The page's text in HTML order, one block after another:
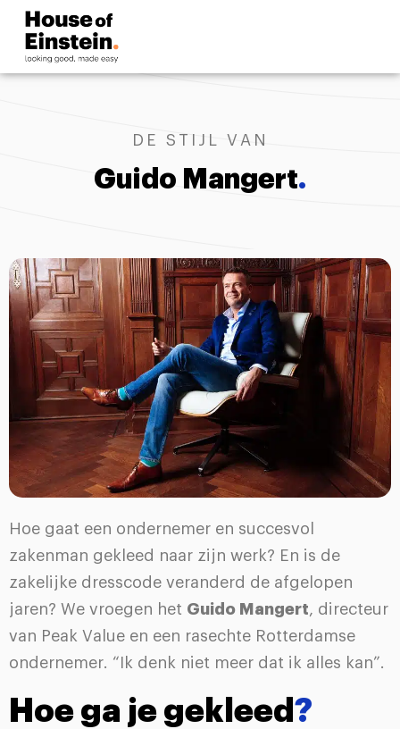
DE STIJL VAN
Guido Mangert.
Hoe gaat een ondernemer en succesvol
zakenman gekleed naar zijn werk? En is de
zakelijke dresscode veranderd de afgelopen
jaren? We vroegen het Guido Mangert, directeur
van Peak Value en een rasechte Rotterdamse
ondernemer. “Ik denk niet meer dat ik alles kan”.
Hoe ga je gekleed ?